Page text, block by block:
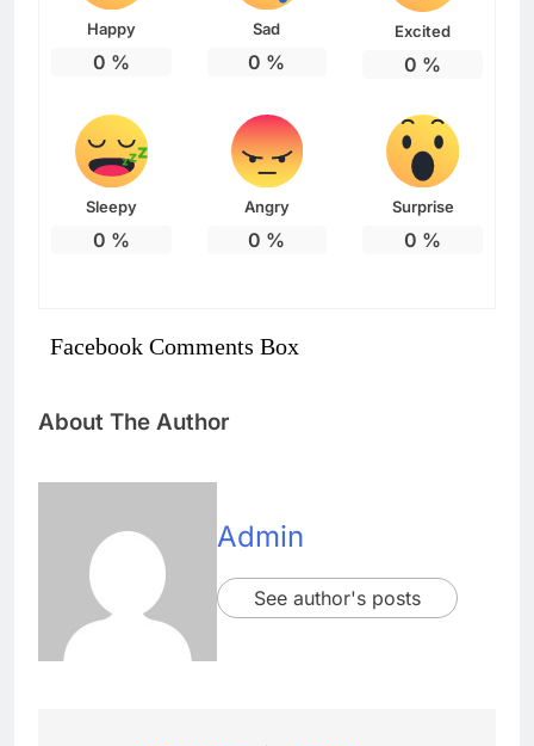
Happy
0 %
Sad
0 %
Excited
0 %
Sleepy
0 %
Angry
0 %
Surprise
0 %
Facebook Comments Box
About The Author
Admin
See author's posts